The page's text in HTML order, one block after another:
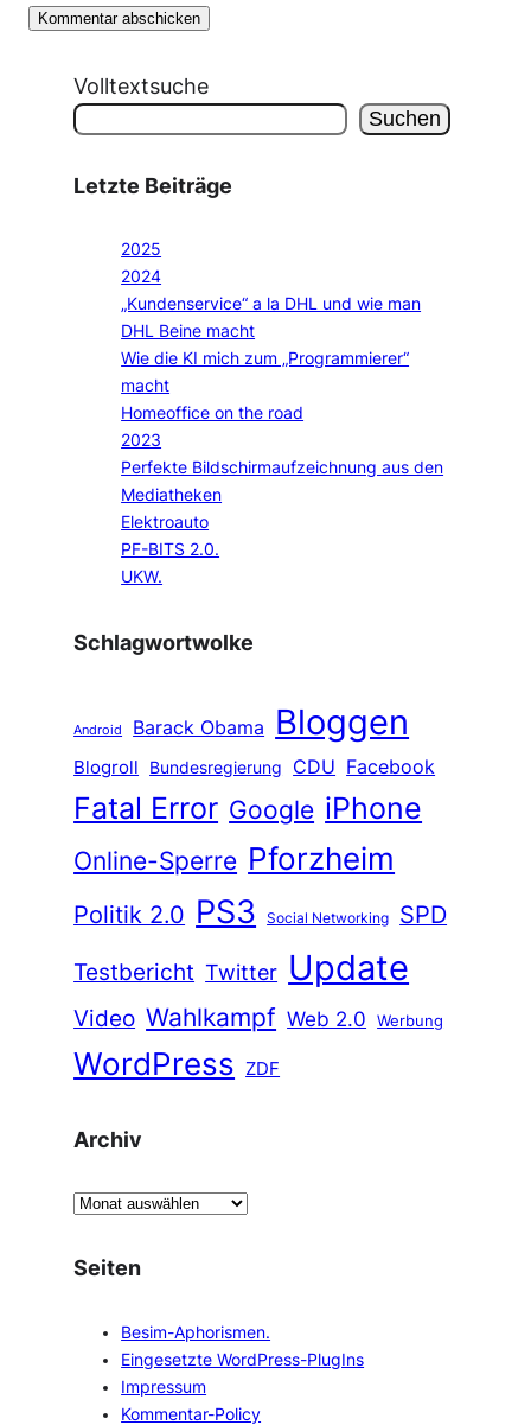
Volltextsuche
Suchen
Letzte Beiträge
2025
2024
„Kundenservice“ a la DHL und wie man
DHL Beine macht
Wie die KI mich zum „Programmierer“
macht
Homeoffice on the road
2023
Perfekte Bildschirmaufzeichnung aus den
Mediatheken
Elektroauto
PF-BITS 2.0.
UKW.
Schlagwortwolke
Android Barack Obama Bloggen
Blogroll Bundesregierung CDU Facebook
Fatal Error Google iPhone
Online-Sperre Pforzheim
Politik 2.0 PS3 Social Networking
SPD
Testbericht Twitter Update
Video Wahlkampf Web 2.0 Werbung
WordPress ZDF
Archiv
A
c
Seiten
Besim-Aphorismen.
Eingesetzte WordPress-PlugIns
Impressum
Kommentar-Policy